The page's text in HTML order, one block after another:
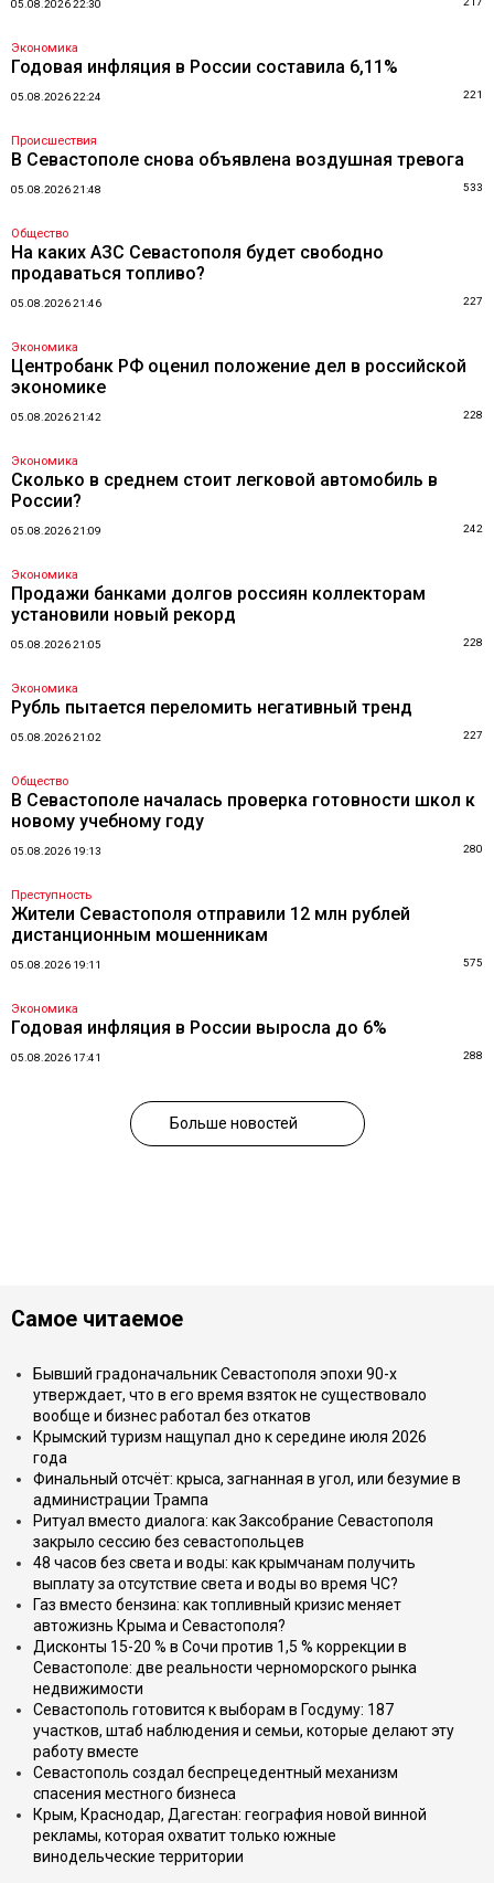
05.08.2026 22:30
Экономика
Годовая инфляция в России составила 6,11%
05.08.2026 22:24 221
Происшествия
В Севастополе снова объявлена воздушная тревога
05.08.2026 21:48 533
Общество
На каких АЗС Севастополя будет свободно
продаваться топливо?
05.08.2026 21:46 227
Экономика
Центробанк РФ оценил положение дел в российской
экономике
05.08.2026 21:42 228
Экономика
Сколько в среднем стоит легковой автомобиль в
России?
05.08.2026 21:09 242
Экономика
Продажи банками долгов россиян коллекторам
установили новый рекорд
05.08.2026 21:05 228
Экономика
Рубль пытается переломить негативный тренд
05.08.2026 21:02 227
Общество
В Севастополе началась проверка готовности школ к
новому учебному году
05.08.2026 19:13 280
Преступность
Жители Севастополя отправили 12 млн рублей
дистанционным мошенникам
05.08.2026 19:11 575
Экономика
Годовая инфляция в России выросла до 6%
05.08.2026 17:41 288
Больше новостей
Самое читаемое
Бывший градоначальник Севастополя эпохи 90-х
утверждает, что в его время взяток не существовало
вообще и бизнес работал без откатов
Крымский туризм нащупал дно к середине июля 2026
года
Финальный отсчёт: крыса, загнанная в угол, или безумие в
администрации Трампа
Ритуал вместо диалога: как Заксобрание Севастополя
закрыло сессию без севастопольцев
48 часов без света и воды: как крымчанам получить
выплату за отсутствие света и воды во время ЧС?
Газ вместо бензина: как топливный кризис меняет
автожизнь Крыма и Севастополя?
Дисконты 15-20 % в Сочи против 1,5 % коррекции в
Севастополе: две реальности черноморского рынка
недвижимости
Севастополь готовится к выборам в Госдуму: 187
участков, штаб наблюдения и семьи, которые делают эту
работу вместе
Севастополь создал беспрецедентный механизм
спасения местного бизнеса
Крым, Краснодар, Дагестан: география новой винной
рекламы, которая охватит только южные
винодельческие территории